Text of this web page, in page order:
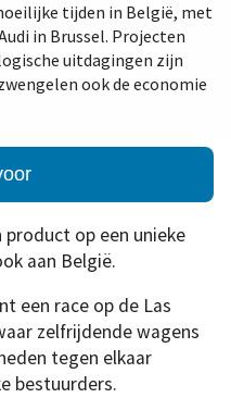
tijden in België, met
in Brussel. Projecten
uitdagingen zijn
ook de economie
product op een unieke
aan België.
een race op de Las
zelfrijdende wagens
tegen elkaar
bestuurders.